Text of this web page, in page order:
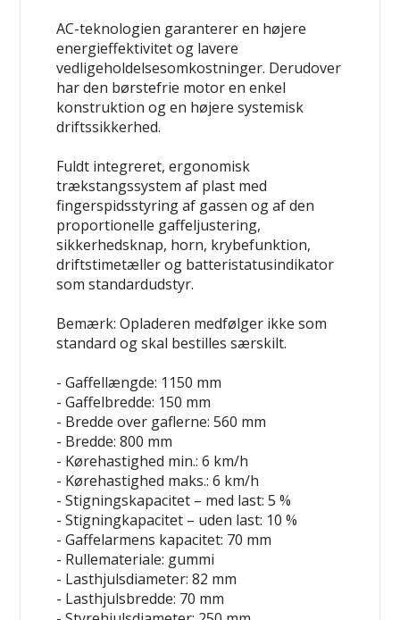
AC-teknologien garanterer en højere
energieffektivitet og lavere
vedligeholdelsesomkostninger. Derudover
har den børstefrie motor en enkel
konstruktion og en højere systemisk
driftssikkerhed.
Fuldt integreret, ergonomisk
trækstangssystem af plast med
fingerspidsstyring af gassen og af den
proportionelle gaffeljustering,
sikkerhedsknap, horn, krybefunktion,
driftstimetæller og batteristatusindikator
som standardudstyr.
Bemærk: Opladeren medfølger ikke som
standard og skal bestilles særskilt.
- Gaffellængde: 1150 mm
- Gaffelbredde: 150 mm
- Bredde over gaflerne: 560 mm
- Bredde: 800 mm
- Kørehastighed min.: 6 km/h
- Kørehastighed maks.: 6 km/h
- Stigningskapacitet – med last: 5 %
- Stigningkapacitet – uden last: 10 %
- Gaffelarmens kapacitet: 70 mm
- Rullemateriale: gummi
- Lasthjulsdiameter: 82 mm
- Lasthjulsbredde: 70 mm